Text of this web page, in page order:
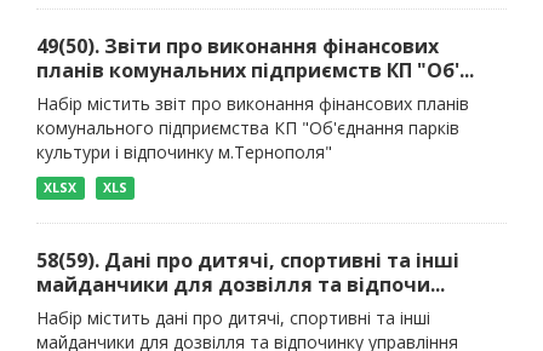
49(50). Звіти про виконання фінансових
планів комунальних підприємств КП "Об'...
Набір містить звіт про виконання фінансових планів
комунального підприємства КП "Об'єднання парків
культури і відпочинку м.Тернополя"
XLSX XLS
58(59). Дані про дитячі, спортивні та інші
майданчики для дозвілля та відпочи...
Набір містить дані про дитячі, спортивні та інші
майданчики для дозвілля та відпочинку управління